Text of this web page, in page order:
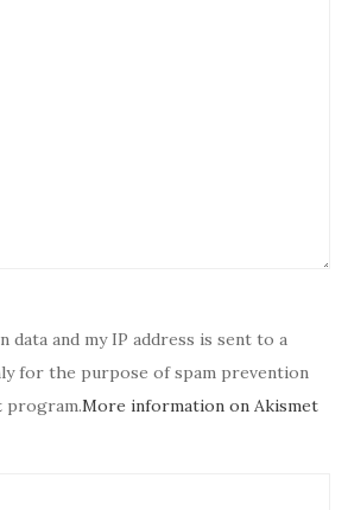
data and my IP address is sent to a
for the purpose of spam prevention
program.More information on Akismet